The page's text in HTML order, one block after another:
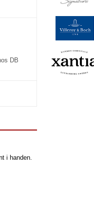
DB
i handen.